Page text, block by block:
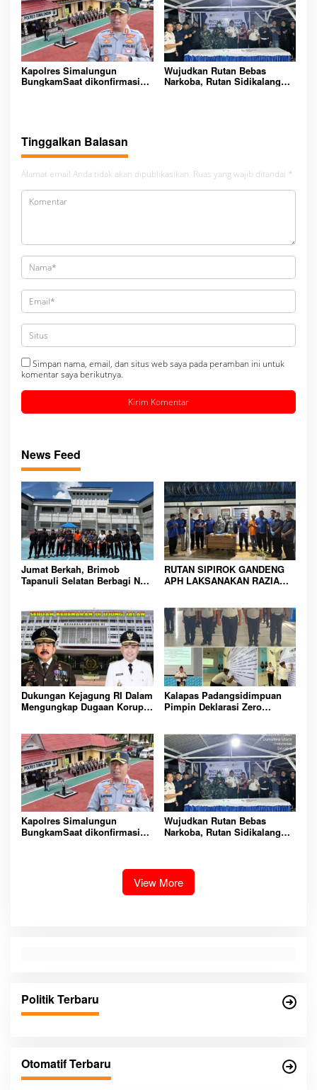
Kapolres Simalungun
BungkamSaat dikonfirmasi
Wujudkan Rutan Bebas
Narkoba, Rutan Sidikalang
Tinggalkan Balasan
Alamat email Anda tidak akan dipublikasikan. Ruas yang wajib ditandai *
Simpan nama, email, dan situs web saya pada peramban ini untuk
komentar saya berikutnya.
News Feed
Jumat Berkah, Brimob
Tapanuli Selatan Berbagi Nasi
RUTAN SIPIROK GANDENG
APH LAKSANAKAN RAZIA
LINGKUNGAN
PEMASYARAKATAN YANG
AMAN
Dukungan Kejagung RI Dalam
Mengungkap Dugaan Korupsi
Dan Tangkap!
Kalapas Padangsidimpuan
Pimpin Deklarasi Zero
Padangsidimpuan
Kapolres Simalungun
BungkamSaat dikonfirmasi
Dikecamatan gunung malela
Wujudkan Rutan Bebas
Narkoba, Rutan Sidikalang
View More
Politik Terbaru
Otomatif Terbaru